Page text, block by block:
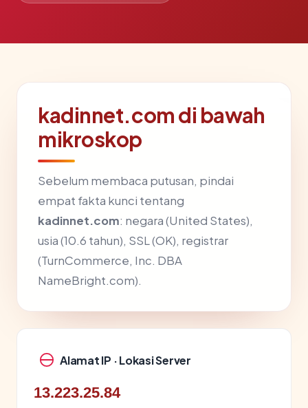
kadinnet.com di bawah
mikroskop
Sebelum membaca putusan, pindai
empat fakta kunci tentang
kadinnet.com: negara (United States),
usia (10.6 tahun), SSL (OK), registrar
(TurnCommerce, Inc. DBA
NameBright.com).
Alamat IP · Lokasi Server
13.223.25.84